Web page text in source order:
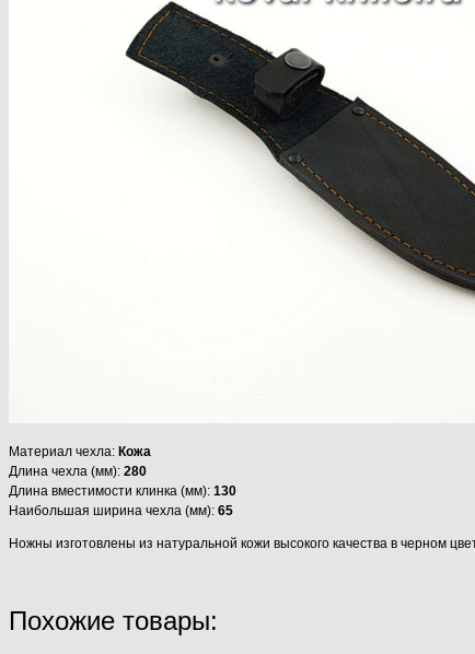
Материал чехла: Кожа
Длина чехла (мм): 280
Длина вместимости клинка (мм): 130
Наибольшая ширина чехла (мм): 65
Ножны изготовлены из натуральной кожи высокого качества в
Похожие товары: